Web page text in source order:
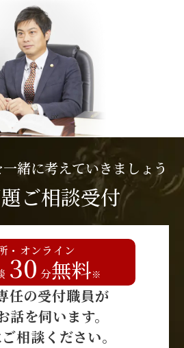
緒に考えていきましょう
ご相談受付
・オンライン
30 分無料※
任の受付職員が
話を伺います。
相談ください。